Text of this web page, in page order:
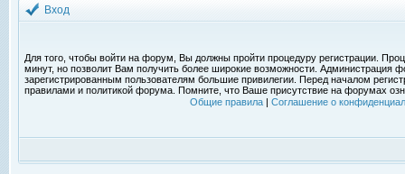
Вход
Для того, чтобы войти на форум, Вы должны пройти процедуру регистрации.
минут, но позволит Вам получить более широкие возможности. Администрация
зарегистрированным пользователям большие привилегии. Перед началом
правилами и политикой форума. Помните, что Ваше присутствие на форумах
Общие правила| Соглашение о